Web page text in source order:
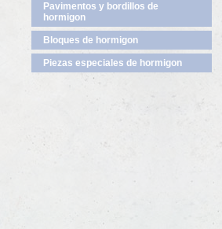
Pavimentos y bordillos de
hormigon
Bloques de hormigon
Piezas especiales de hormigon